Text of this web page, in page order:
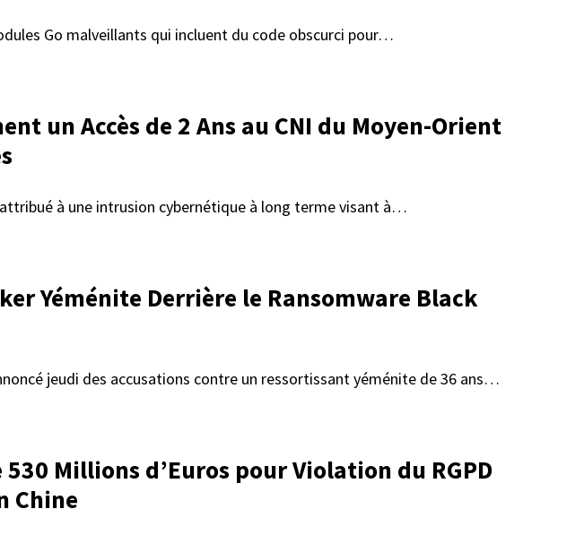
Go malveillants qui incluent du code obscurci pour…
un Accès de 2 Ans au CNI du Moyen-Orient
à une intrusion cybernétique à long terme visant à…
Yéménite Derrière le Ransomware Black
jeudi des accusations contre un ressortissant yéménite de 36 ans…
Millions d’Euros pour Violation du RGPD
Chine